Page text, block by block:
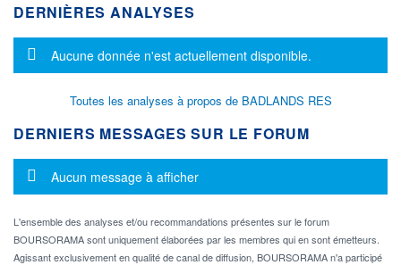
DERNIÈRES ANALYSES
Message d'information
Aucune donnée n'est actuellement disponible.
Toutes les analyses à propos de BADLANDS RES
DERNIERS MESSAGES SUR LE FORUM
Message d'information
Aucun message à afficher
L'ensemble des analyses et/ou recommandations présentes sur le forum
BOURSORAMA sont uniquement élaborées par les membres qui en sont émetteurs.
Agissant exclusivement en qualité de canal de diffusion, BOURSORAMA n'a participé